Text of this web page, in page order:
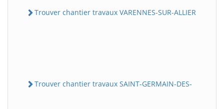
Trouver chantier travaux VARENNES-SUR-ALLIER
Trouver chantier travaux SAINT-GERMAIN-DES-